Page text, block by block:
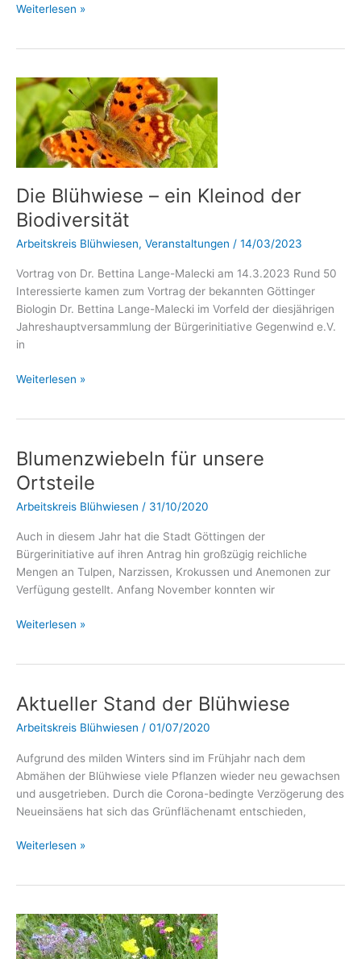
Weiterlesen »
Die Blühwiese – ein Kleinod der
Biodiversität
Arbeitskreis Blühwiesen, Veranstaltungen / 14/03/2023
Vortrag von Dr. Bettina Lange-Malecki am 14.3.2023 Rund 50
Interessierte kamen zum Vortrag der bekannten Göttinger
Biologin Dr. Bettina Lange-Malecki im Vorfeld der diesjährigen
Jahreshauptversammlung der Bürgerinitiative Gegenwind e.V.
in
Die
Blühwiese
–
ein
Kleinod
Biodiversität
Weiterlesen »
Blumenzwiebeln für unsere
Ortsteile
Arbeitskreis Blühwiesen / 31/10/2020
Auch in diesem Jahr hat die Stadt Göttingen der
Bürgerinitiative auf ihren Antrag hin großzügig reichliche
Mengen an Tulpen, Narzissen, Krokussen und Anemonen zur
Verfügung gestellt. Anfang November konnten wir
Blumenzwiebeln
für
unsere
Ortsteile
Weiterlesen »
Aktueller Stand der Blühwiese
Arbeitskreis Blühwiesen / 01/07/2020
Aufgrund des milden Winters sind im Frühjahr nach dem
Abmähen der Blühwiese viele Pflanzen wieder neu gewachsen
und ausgetrieben. Durch die Corona-bedingte Verzögerung des
Neueinsäens hat sich das Grünflächenamt entschieden,
Aktueller
der
Blühwiese
Weiterlesen »
Blühwiesenvorhaben
in